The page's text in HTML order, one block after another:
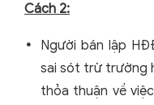
Cách 2:
Người bán lập
sai sót trừ trường
thỏa thuận về